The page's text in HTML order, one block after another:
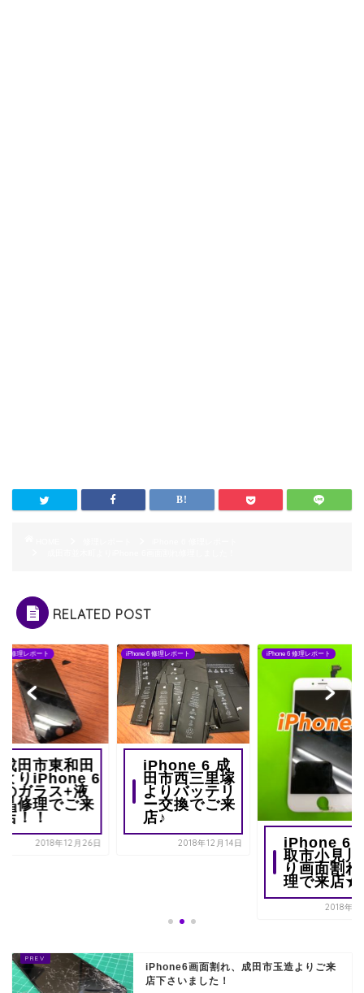
RELATED POST
6 修理レポート
成田市東和田
よりiPhone 6
のガラス+液
晶修理でご来
店！！
2018年12月26日
iPhone 6 修理レポート
iPhone 6 成
田市西三里塚
よりバッテリ
ー交換でご来
店♪
2018年12月14日
iPhone 6 修理レポート
iPhone 6
取市小見川
り画面割れ
理で来店★
2018年11
iPhone6画面割れ、成田市玉造よりご来
店下さいました！